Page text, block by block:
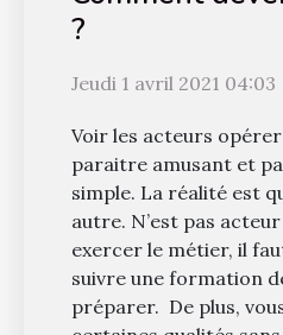
?
Jeudi 1 avril 2021 04:03
Voir les acteurs
paraitre amusant et
simple. La réalité est
autre. N’est pas
exercer le métier, il
suivre une formation
préparer. De plus,